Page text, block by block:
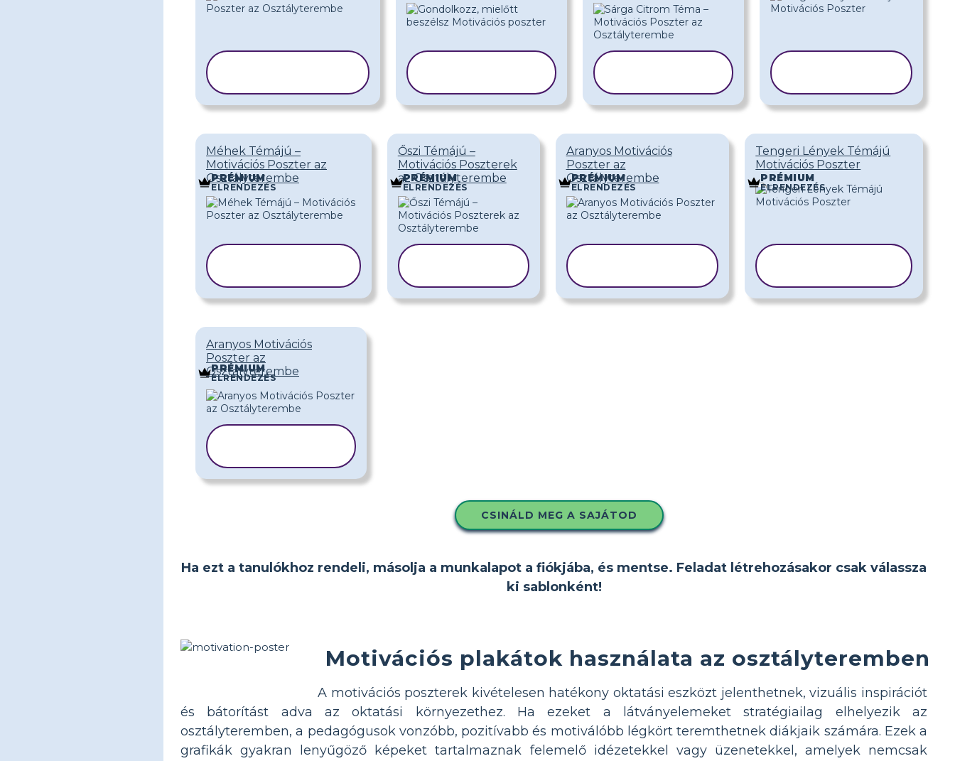
Méhek Témájú –
Motivációs Poszter az
Osztályterembe
PRÉMIUM
ELRENDEZÉS
Őszi Témájú –
Motivációs Poszterek
az Osztályterembe
PRÉMIUM
ELRENDEZÉS
Aranyos Motivációs
Poszter az
Osztályterembe
PRÉMIUM
ELRENDEZÉS
Tengeri Lények Témájú
Motivációs Poszter
PRÉMIUM
ELRENDEZÉS
Aranyos Motivációs
Poszter az
Osztályterembe
PRÉMIUM
ELRENDEZÉS
CSINÁLD MEG A SAJÁTOD
Ha ezt a tanulókhoz rendeli, másolja a munkalapot a fiókjába, és mentse. Feladat létrehozásakor csak válassza
ki sablonként!
Motivációs plakátok használata az osztályteremben
A motivációs poszterek kivételesen hatékony oktatási eszközt jelenthetnek, vizuális inspirációt
és bátorítást adva az oktatási környezethez. Ha ezeket a látványelemeket stratégiailag elhelyezik az
osztályteremben, a pedagógusok vonzóbb, pozitívabb és motiválóbb légkört teremthetnek diákjaik számára. Ezek a
grafikák gyakran lenyűgöző képeket tartalmaznak felemelő idézetekkel vagy üzenetekkel, amelyek nemcsak